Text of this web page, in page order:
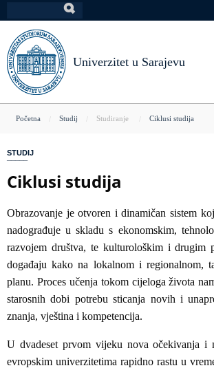
na
glavni
sadržaj
Univerzitet u Sarajevu
You
here
Početna Studij Studiranje Ciklusi studija
STUDIJ
Ciklusi studija
Obrazovanje je otvoren i dinamičan sistem
nadograđuje u skladu s ekonomskim,
razvojem društva, te kulturološkim i drugim
događaju kako na lokalnom i regionalnom,
planu. Proces učenja tokom cijeloga života
starosnih dobi potrebu sticanja novih i
znanja, vještina i kompetencija.
U dvadeset prvom vijeku nova očekivanja i
evropskim univerzitetima rapidno rastu u